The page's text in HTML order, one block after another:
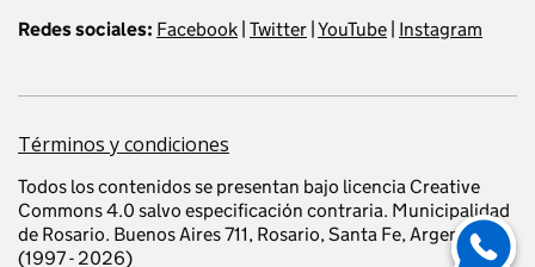
Enviar
Redes sociales: Facebook | Twitter |YouTube | Instagram
Términos y condiciones
Todos los contenidos se presentan bajo licencia Creative
Commons 4.0 salvo especificación contraria. Municipalidad
de Rosario. Buenos Aires 711, Rosario, Santa Fe, Argentina
(1997 - 2026)